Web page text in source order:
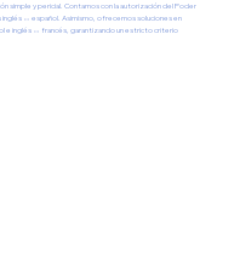
simple y pericial. Contamos con la autorización del Poder
inglés ↔ español. Asimismo, ofrecemos soluciones en
e inglés ↔ francés, garantizando un estricto criterio